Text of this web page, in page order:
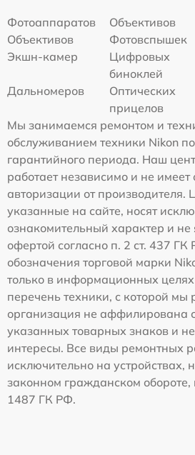
Фотоаппаратов
Объективов
Объективов
Фотовспышек
Экшн-камер
Цифровых
биноклей
Дальномеров
Оптических
прицелов
Мы занимаемся ремонтом и
обслуживанием техники Nikon
гарантийного периода. Наш
работает независимо и не
авторизации от производителя.
указанные на сайте, носят
ознакомительный характер и не
офертой согласно п. 2 ст. 437
обозначения торговой марки
только в информационных
перечень техники, с которой
организация не аффилирована
указанных товарных знаков и
интересы. Все виды ремонтных
исключительно на устройствах,
законном гражданском обороте,
1487 ГК РФ.